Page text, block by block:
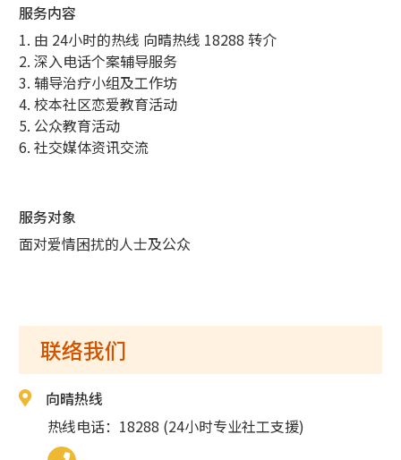
服务内容
1. 由 24小时的热线 向晴热线 18288 转介
2. 深入电话个案辅导服务
3. 辅导治疗小组及工作坊
4. 校本社区恋爱教育活动
5. 公众教育活动
6. 社交媒体资讯交流
服务对象
面对爱情困扰的人士及公众
联络我们
向晴热线
热线电话：18288 (24小时专业社工支援)